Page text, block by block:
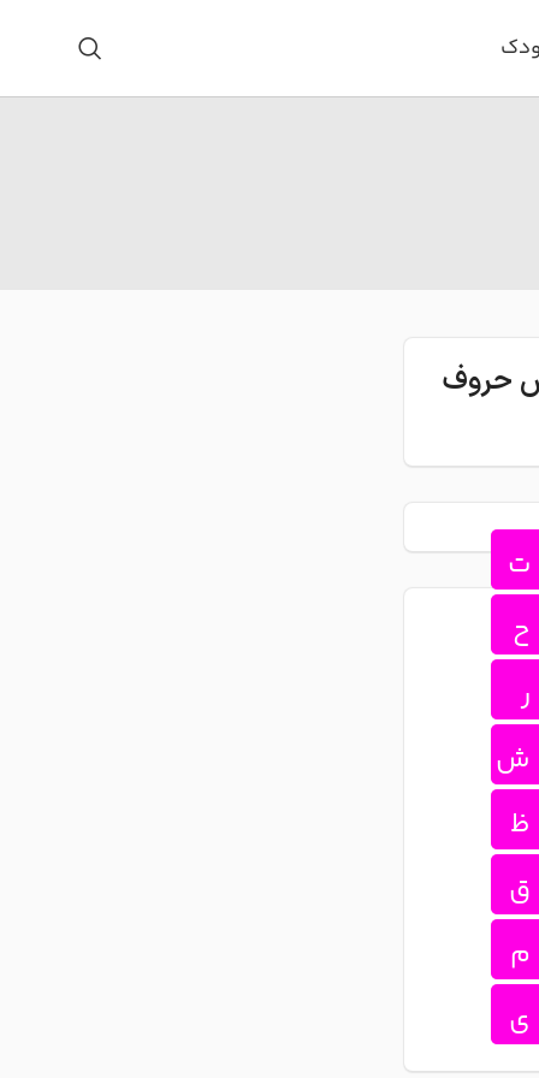
حروف
ت
ح
ر
ش
ظ
ق
م
ی